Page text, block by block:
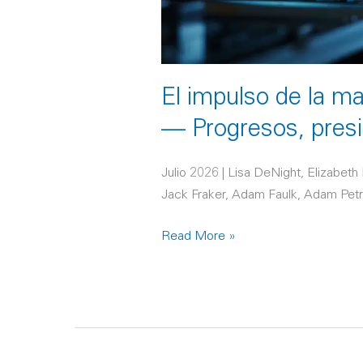
El impulso de la
— Progresos,
Julio 2026 | Lisa DeNight,
Jack Fraker, Adam Faulk, Adam
prioridades
Read More »